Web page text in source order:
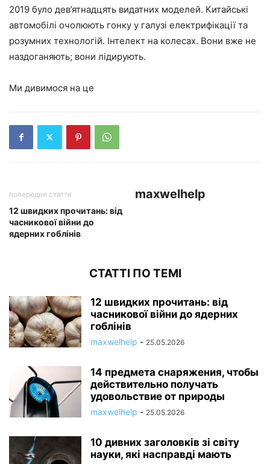
2019 було дев’ятнадцять видатних моделей. Китайські
автомобілі очолюють гонку у галузі електрифікації та
розумних технологій. Інтелект на колесах. Вони вже не
наздоганяють; вони лідирують.
Ми дивимося на це
попередня стаття
12 швидких прочитань: від
часникової війни до
ядерних гоблінів
maxwelhelp
СТАТТІ ПО ТЕМІ
12 швидких прочитань: від
часникової війни до ядерних
гоблінів
maxwelhelp - 25.05.2026
14 предмета снаряжения, чтобы
действительно получать
удовольствие от природы
maxwelhelp - 25.05.2026
10 дивних заголовків зі світу
науки, які насправді мають